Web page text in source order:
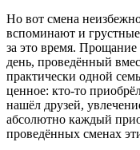
Но вот смена
вспоминают и
за это время. Прощание
день, проведённый
практически одной
ценное: кто-то
нашёл друзей,
абсолютно каждый
проведённых сменах